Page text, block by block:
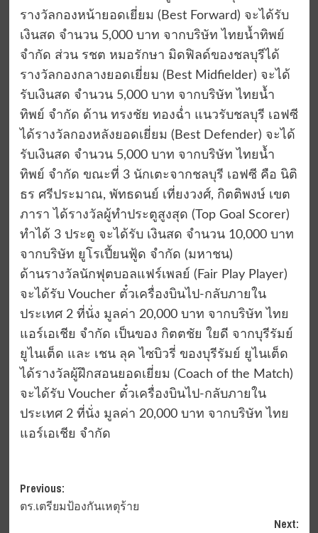
รางวัลกองหน้ายอดเยี่ยม (Best Forward) จะได้รับ
เงินสด จำนวน 5,000 บาท จากบริษัท ไทยน้ำทิพย์
จำกัด ส่วน รชต หมอรักษา มิดฟิลด์ของชลบุรีได้
รางวัลกองกลางยอดเยี่ยม (Best Midfielder) จะได้
รับเงินสด จำนวน 5,000 บาท จากบริษัท ไทยน้ำ
ทิพย์ จำกัด ด้าน ทรงชัย ทองฉ่ำ แนวรับชลบุรี เอฟซี
ได้รางวัลกองหลังยอดเยี่ยม (Best Defender) จะได้
รับเงินสด จำนวน 5,000 บาท จากบริษัท ไทยน้ำ
ทิพย์ จำกัด ขณะที่ 3 นักเตะจากชลบุรี เอฟซี คือ นิติ
ธร ศรีประมาณ, พัทธดนย์ เที่ยงวงศ์, กิตติพงษ์ เขต
ภารา ได้รางวัลผู้ทำประตูสูงสุด (Top Goal Scorer)
ทำได้ 3 ประตู จะได้รับ เงินสด จำนวน 10,000 บาท
จากบริษัท ยูโรเปี้ยนฟู้ด จำกัด (มหาชน)
ด้านรางวัลนักฟุตบอลแฟร์เพลย์ (Fair Play Player)
จะได้รับ Voucher ตั๋วเครื่องบินไป-กลับภายใน
ประเทศ 2 ที่นั่ง มูลค่า 20,000 บาท จากบริษัท ไทย
แอร์เอเชีย จํากัด เป็นของ กิตตชัย ใยดี จากบุรีรัมย์
ยูไนเต็ด และ เชน ลุค ไซบิวรี่ ของบุรีรัมย์ ยูไนเต็ด
ได้รางวัลผู้ฝึกสอนยอดเยี่ยม (Coach of the Match)
จะได้รับ Voucher ตั๋วเครื่องบินไป-กลับภายใน
ประเทศ 2 ที่นั่ง มูลค่า 20,000 บาท จากบริษัท ไทย
แอร์เอเชีย จํากัด
Post
navigation
Previous:
ตร.เตรียมป้องกันเหตุร้าย
Next: